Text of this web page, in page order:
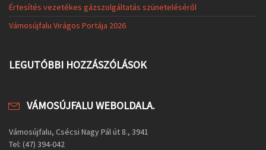
Értesítés vezetékes gázszolgáltatás szüneteléséről
Vámosújfalu Virágos Portája 2026
LEGUTÓBBI HOZZÁSZÓLÁSOK
VÁMOSÚJFALU WEBOLDALA.
Vámosújfalu, Csécsi Nagy Pál út 8., 3941
Tel: (47) 394-042